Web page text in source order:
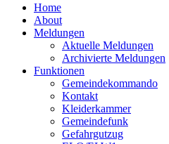
Home
About
Meldungen
Aktuelle Meldungen
Archivierte Meldungen
Funktionen
Gemeindekommando
Kontakt
Kleiderkammer
Gemeindefunk
Gefahrgutzug